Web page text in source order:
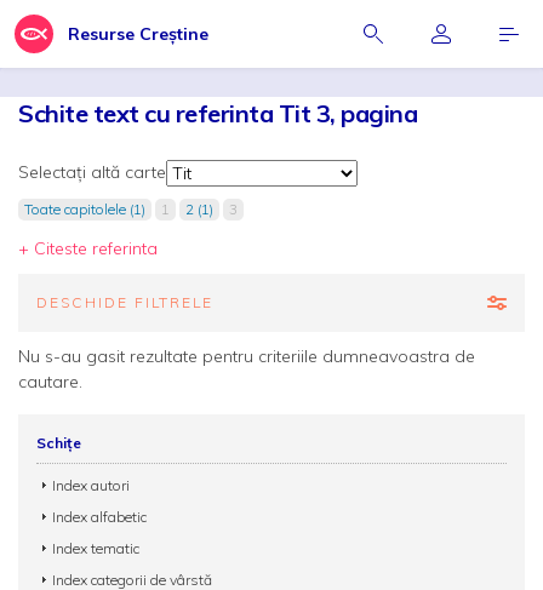
Resurse Creștine
Schite text cu referinta Tit 3, pagina
Selectați altă carte
Toate capitolele (1) 1 2 (1) 3
+ Citeste referinta
DESCHIDE FILTRELE
Nu s-au gasit rezultate pentru criteriile dumneavoastra de
cautare.
Schițe
Index autori
Index alfabetic
Index tematic
Index categorii de vârstă